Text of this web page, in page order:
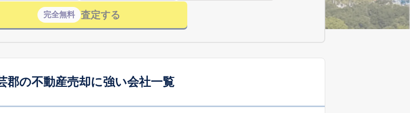
完全無料 査定する
郡の不動産売却に強い会社一覧